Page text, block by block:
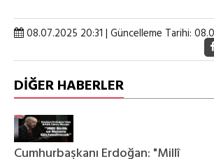
08.07.2025 20:31 | Güncelleme Tarihi:
DİĞER HABERLER
Cumhurbaşkanı Erdoğan: "Millî